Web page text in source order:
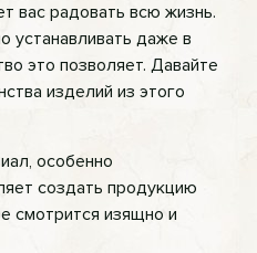
вас радовать всю жизнь.
устанавливать даже в
это позволяет. Давайте
изделий из этого
особенно
создать продукцию
смотрится изящно и